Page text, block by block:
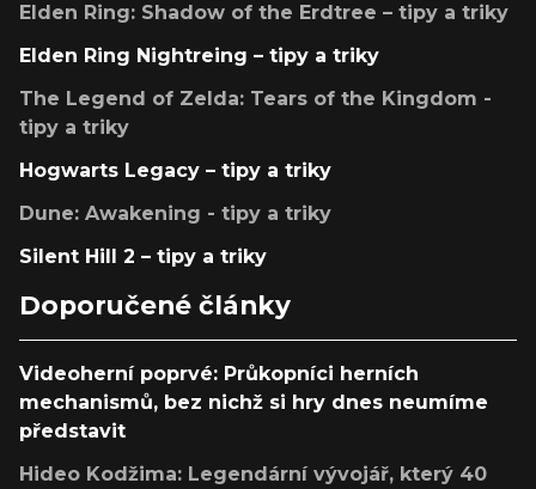
Elden Ring: Shadow of the Erdtree – tipy a triky
Elden Ring Nightreing – tipy a triky
The Legend of Zelda: Tears of the Kingdom -
tipy a triky
Hogwarts Legacy – tipy a triky
Dune: Awakening - tipy a triky
Silent Hill 2 – tipy a triky
Doporučené články
Videoherní poprvé: Průkopníci herních
mechanismů, bez nichž si hry dnes neumíme
představit
Hideo Kodžima: Legendární vývojář, který 40